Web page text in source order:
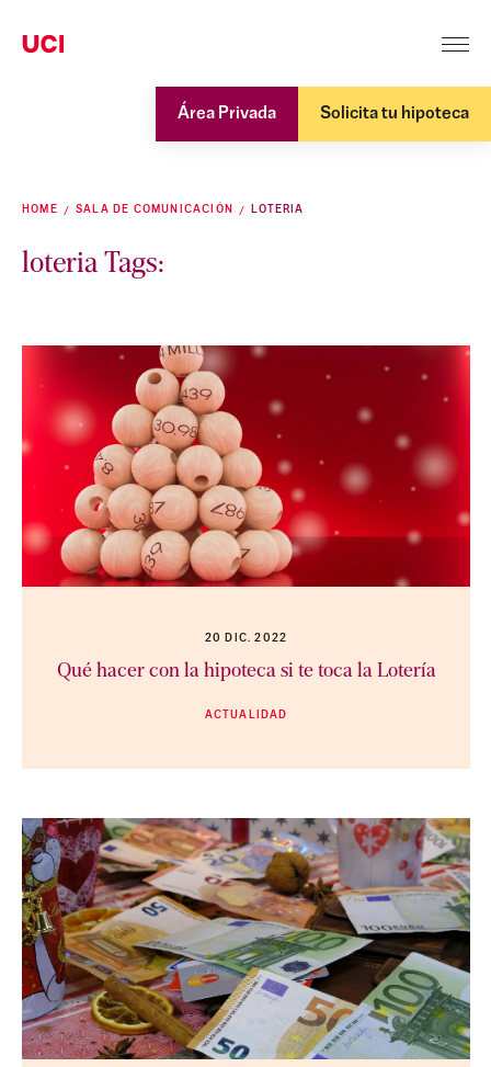
Área Privada Solicita tu hipoteca
HOME SALA DE COMUNICACIÓN LOTERIA
loteria Tags:
20 DIC. 2022
Qué hacer con la hipoteca si te toca la Lotería
ACTUALIDAD